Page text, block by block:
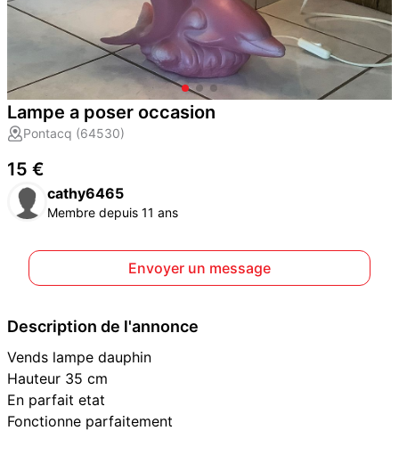
Lampe a poser occasion
Pontacq (64530)
15 €
cathy6465
Membre depuis 11 ans
Envoyer un message
Description de l'annonce
Vends lampe dauphin
Hauteur 35 cm
En parfait etat
Fonctionne parfaitement